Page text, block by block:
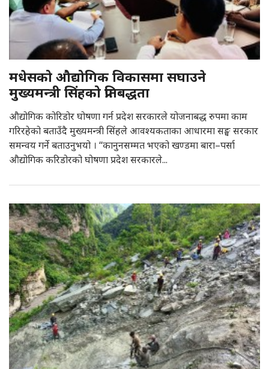
मधेसको औद्योगिक विकासमा सघाउने
मुख्यमन्त्री सिंहको प्रतिबद्धता
औद्योगिक कोरिडोर घोषणा गर्न प्रदेश सरकारले योजनाबद्ध रुपमा काम
गरिरहेको बताउँदै मुख्यमन्त्री सिंहले आवश्यकताका आधारमा सङ्घ सरकार
समन्वय गर्ने बताउनुभयो । “कानुनसम्मत भएको खण्डमा बारा–पर्सा
औद्योगिक करिडोरको घोषणा प्रदेश सरकारले...